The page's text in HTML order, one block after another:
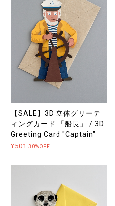
【SALE】3D 立体グリーテ
ィングカード 「船長」 / 3D
Greeting Card "Captain"
¥501 30%OFF